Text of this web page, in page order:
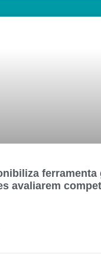
ferramenta
avaliarem